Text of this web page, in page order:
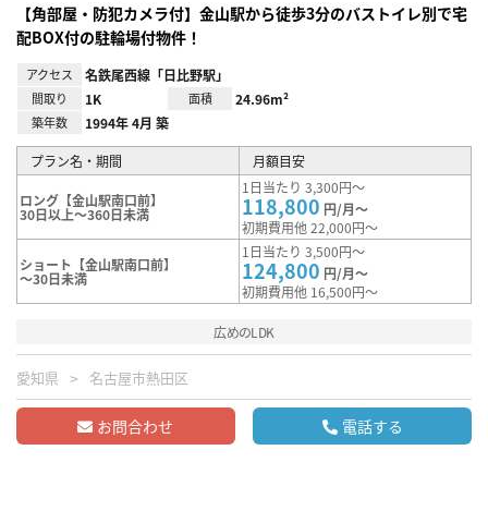
【角部屋・防犯カメラ付】金山駅から徒歩3分のバストイレ別で宅
配BOX付の駐輪場付物件！
アクセス 名鉄尾西線「日比野駅」
間取り 1K 面積 24.96m²
築年数 1994年 4月 築
プラン名・期間 月額目安
ロング【金山駅南口前】
30日以上～360日未満
1日当たり 3,300円～
118,800 円/月～
初期費用他 22,000円～
ショート【金山駅南口前】
～30日未満
1日当たり 3,500円～
124,800 円/月～
初期費用他 16,500円～
広めのLDK
愛知県 名古屋市熱田区
お問合わせ 電話する